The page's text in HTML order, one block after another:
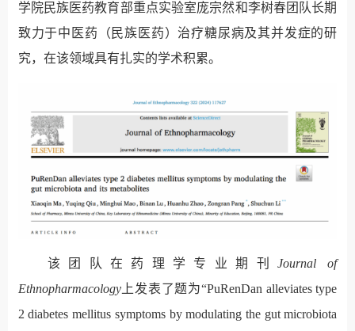
学院民族医药教育部重点实验室庞宗然和李树春团队长期
致力于中医药（民族医药）治疗糖尿病及其并发症的研
究，在该领域具有扎实的学术积累。
该团队在药理学专业期刊 Journal of
Ethnopharmacology上发表了题为“PuRenDan alleviates type
2 diabetes mellitus symptoms by modulating the gut microbiota